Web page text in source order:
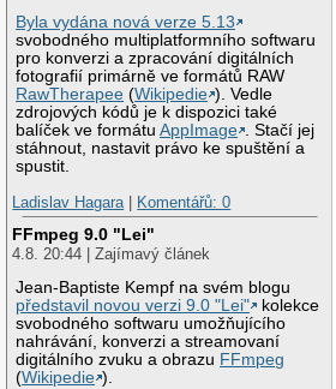
Byla vydána nová verze 5.13
svobodného multiplatformního softwaru
pro konverzi a zpracování digitálních
fotografií primárně ve formátů RAW
RawTherapee (Wikipedie ). Vedle
zdrojových kódů je k dispozici také
balíček ve formátuAppImage . Stačí jej
stáhnout, nastavit právo ke spuštění a
spustit.
Ladislav Hagara| Komentářů: 0
FFmpeg 9.0 "Lei"
4.8. 20:44 | Zajímavý článek
Jean-Baptiste Kempf na svém blogu
představil novou verzi 9.0 "Lei"
kolekce
svobodného softwaru umožňujícího
nahrávání, konverzi a streamovaní
digitálního zvuku a obrazu FFmpeg
(Wikipedie ).